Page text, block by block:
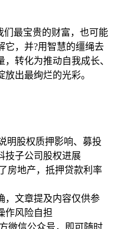
们最宝贵的财富，也可能
它，并?用智慧的缰绳去
转化为推动自我成长、
出最绚烂的光彩。
明股权质押影响、募投
技子公司股权进展
房地产，抵押贷款利率
，文章提及内容仅供参
作风险自担